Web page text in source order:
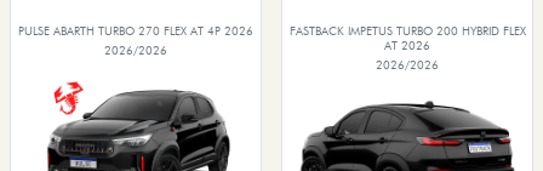
PULSE ABARTH TURBO 270 FLEX AT 4P 2026
2026/2026
FASTBACK IMPETUS TURBO 200 HYBRID FLEX
AT 2026
2026/2026